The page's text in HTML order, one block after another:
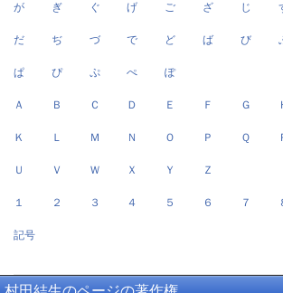
が ぎ ぐ げ ご ざ じ
だ ぢ づ で ど ば び
ぱ ぴ ぷ ぺ ぽ
Ａ Ｂ Ｃ Ｄ Ｅ Ｆ Ｇ
Ｋ Ｌ Ｍ Ｎ Ｏ Ｐ Ｑ
Ｕ Ｖ Ｗ Ｘ Ｙ Ｚ
１ ２ ３ ４ ５ ６ ７
記号